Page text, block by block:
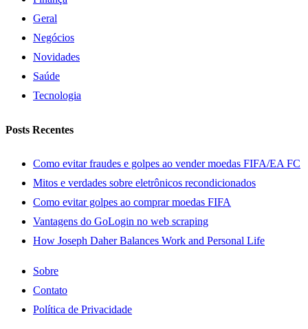
Geral
Negócios
Novidades
Saúde
Tecnologia
Posts Recentes
Como evitar fraudes e golpes ao vender moedas FIFA/EA FC
Mitos e verdades sobre eletrônicos recondicionados
Como evitar golpes ao comprar moedas FIFA
Vantagens do GoLogin no web scraping
How Joseph Daher Balances Work and Personal Life
Sobre
Contato
Política de Privacidade